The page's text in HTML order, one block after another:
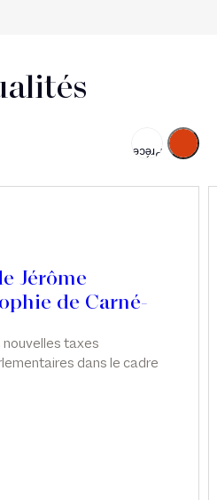
Précédent
Suivant
nouvelles taxes
dans le cadre
Jérôme
de Carné-